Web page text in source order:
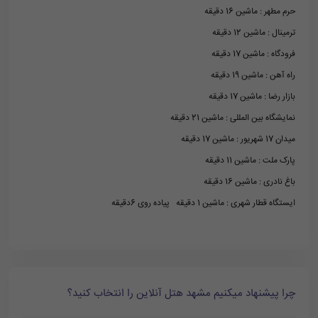
حرم مطهر : ماشین 16 دقیقه
ترمینال : ماشین 12 دقیقه
فرودگاه : ماشین 17 دقیقه
راه آهن : ماشین 19 دقیقه
بازار رضا : ماشین 17 دقیقه
نمایشگاه بین المللی : ماشین 21 دقیقه
میدان 17 شهریور : ماشین 17 دقیقه
پارک ملت : ماشین 11 دقیقه
باغ نادری : ماشین 16 دقیقه
ایستگاه قطار شهری : ماشین 1 دقیقه پیاده روی 6دقیقه
چرا پیشنهاد میکنیم مشهد هتل آنلاین را انتخاب کنید؟